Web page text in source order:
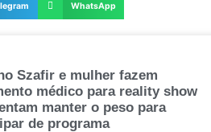
WhatsApp
Szafir e mulher fazem
médico para reality show
manter o peso para
de programa